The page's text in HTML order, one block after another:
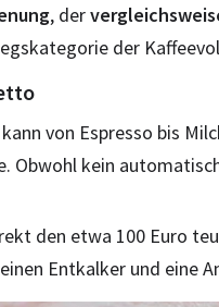
, der
der
von Espresso bis
Obwohl kein
den etwa 100 Euro
Entkalker und eine